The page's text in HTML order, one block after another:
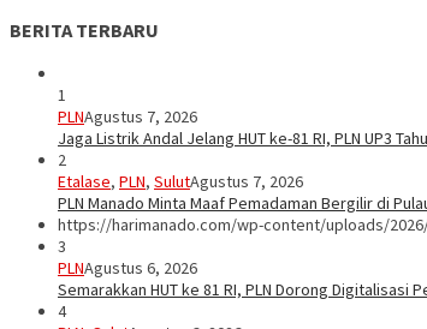
BERITA TERBARU
1
PLNAgustus 7, 2026
Jaga Listrik Andal Jelang HUT ke-81 RI, PLN UP3
2
Etalase, PLN, SulutAgustus 7, 2026
PLN Manado Minta Maaf Pemadaman Bergilir di
https://harimanado.com/wp-content/uploads/2026/
3
PLNAgustus 6, 2026
Semarakkan HUT ke 81 RI, PLN Dorong Digitalisasi
4